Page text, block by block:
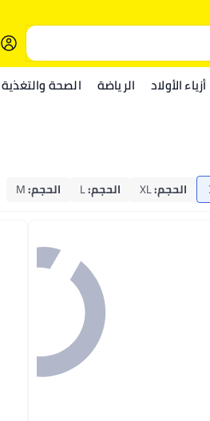
أزياء الأولاد الرياضة الصحة والتغذية
الحجم:
XL الحجم:
L الحجم:
M